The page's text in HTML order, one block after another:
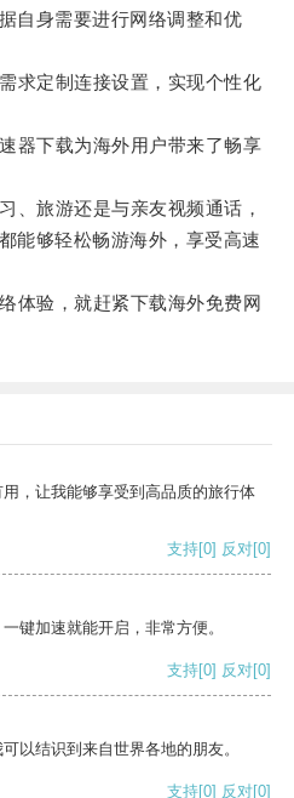
自身需要进行网络调整和优
定制连接设置，实现个性化
下载为海外用户带来了畅享
旅游还是与亲友视频通话，
能够轻松畅游海外，享受高速
验，就赶紧下载海外免费网
，让我能够享受到高品质的旅行体
支持[0] 反对[0]
键加速就能开启，非常方便。
支持[0] 反对[0]
以结识到来自世界各地的朋友。
支持[0] 反对[0]